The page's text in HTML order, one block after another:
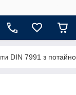
DIN 7991 з